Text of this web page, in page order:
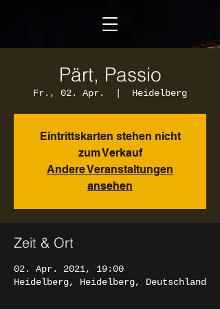
Pärt, Passio
Fr., 02. Apr. Heidelberg
Eintrittskarten stehen nicht
zum Verkauf
Andere Veranstaltungen
ansehen
Zeit & Ort
02. Apr. 2021, 19:00
Heidelberg, Heidelberg, Deutschland